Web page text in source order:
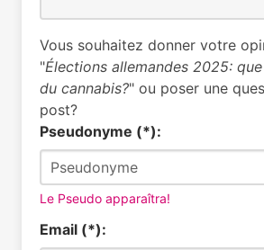
Vous souhaitez donner votre
"Élections allemandes 2025:
du cannabis?" ou poser une
post?
Pseudonyme (*):
Le Pseudo apparaîtra!
Email (*):